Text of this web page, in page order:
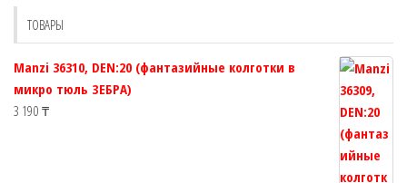
ТОВАРЫ
Manzi 36310, DEN:20 (фантазийные колготки в
микро тюль ЗЕБРА)
3 190 ₸